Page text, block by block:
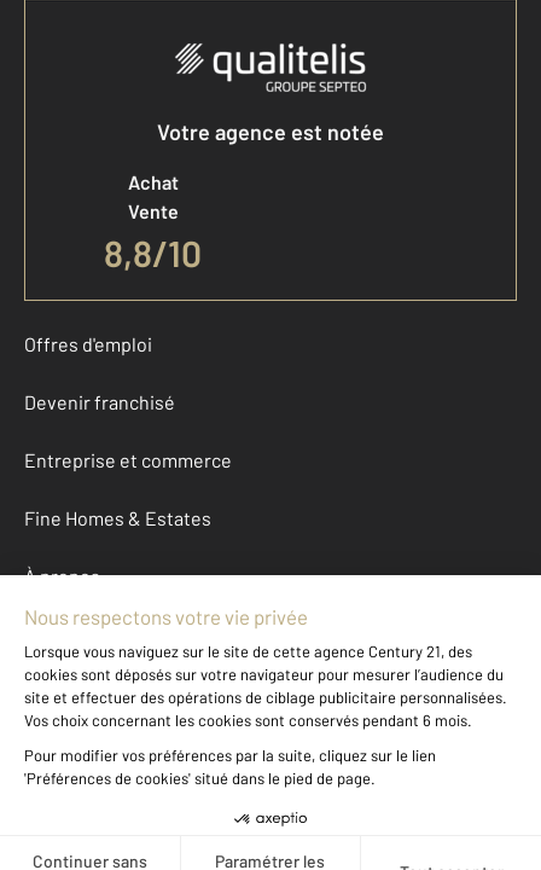
Votre agence est notée
Achat
Vente
8,8/10
Offres d'emploi
Devenir franchisé
Entreprise et commerce
Fine Homes & Estates
À propos
International
Nous contacter
Données personnelles